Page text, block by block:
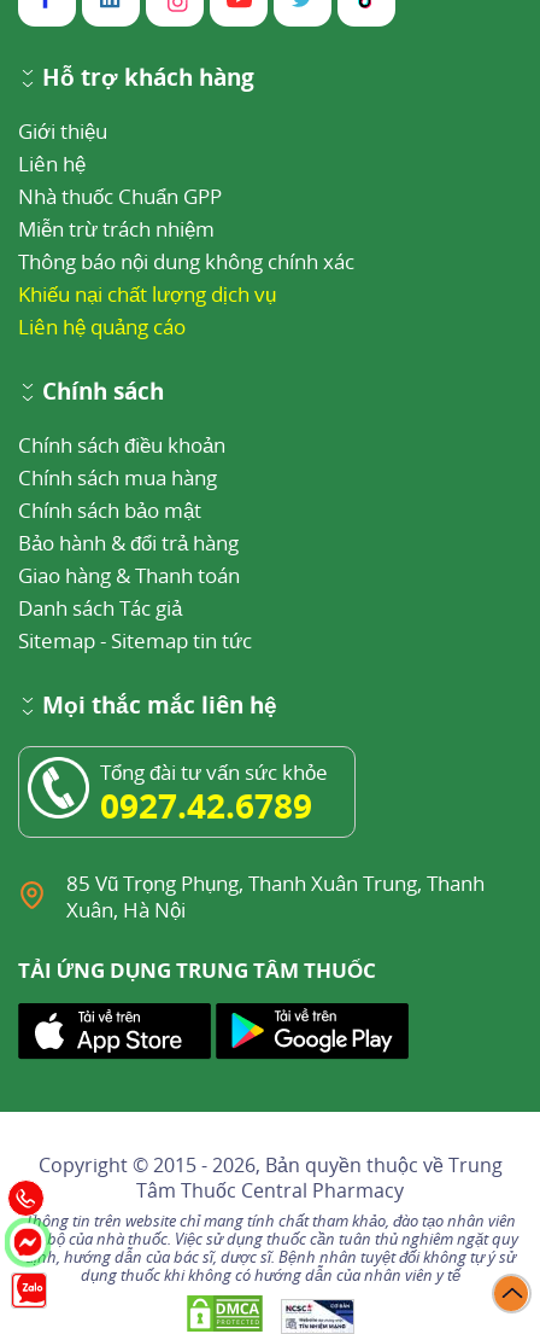
Hỗ trợ khách hàng
Giới thiệu
Liên hệ
Nhà thuốc Chuẩn GPP
Miễn trừ trách nhiệm
Thông báo nội dung không chính xác
Khiếu nại chất lượng dịch vụ
Liên hệ quảng cáo
Chính sách
Chính sách điều khoản
Chính sách mua hàng
Chính sách bảo mật
Bảo hành & đổi trả hàng
Giao hàng & Thanh toán
Danh sách Tác giả
Sitemap- Sitemap tin tức
Mọi thắc mắc liên hệ
Tổng đài tư vấn sức khỏe
0927.42.6789
85 Vũ Trọng Phụng, Thanh Xuân Trung, Thanh
Xuân, Hà Nội
TẢI ỨNG DỤNG TRUNG TÂM THUỐC
Copyright © 2015 - 2026, Bản quyền thuộc vềTrung
Tâm Thuốc Central Pharmacy
Thông tin trên website chỉ mang tính chất tham khảo, đào tạo nhân viên
nội bộ của nhà thuốc. Việc sử dụng thuốc cần tuân thủ nghiêm ngặt quy
định, hướng dẫn của bác sĩ, dược sĩ. Bệnh nhân tuyệt đối không tự ý sử
dụng thuốc khi không có hướng dẫn của nhân viên y tế